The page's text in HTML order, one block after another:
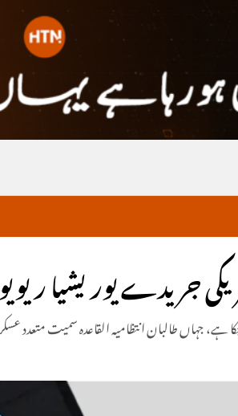
جریدے یوریشیا
جہاں طالبان انتظامیہ القاعدہ سمیت متعدد